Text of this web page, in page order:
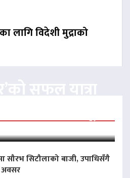
लागि विदेशी मुद्राको
५१औँ दिन पूरा
सौरभ सिटौलाको बाजी, उपाधिसँगै
अवसर